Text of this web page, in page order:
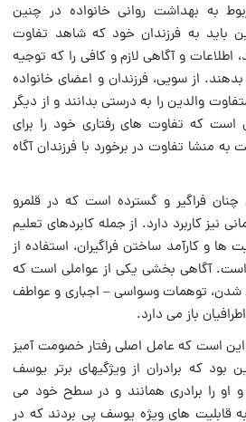
به بهداشت روانی خانواده در چنین
باید به فرزندان خود که شاهد تفاوت
اطلاعات و آگاهى لازم و کافى را که توجیه
از سویى، فرزندان و اعضاى خانواده
والدین را به درستى بدانند و از دیگر
است که تفاوت هاى رفتارى خود را براى
به منشا تفاوت در برخورد با فرزندان آگاه
فراگیر و گسترده است که در قلمرو
نیز کاربرد دارد. از جمله کابردهاى تعلیم
ها و کارآمد ساختن فراگیران، استفاده از
آگاهی بخشى یکى از عواملى است که
شدن، توهمات وسواسى – اجبارى و عواطف
باز می دارد.
این است که عامل اصلى رفتار خصومت آمیز
بود که برادران از ویژگیهاى برتر یوسف
او را برادرى همانند و در سطح خود می
قابلیت هاى ویژه یوسف پى بردند که در